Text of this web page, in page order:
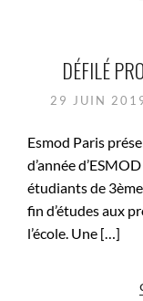
DÉFILÉ
29 JUIN
Esmod Paris
d’année
étudiants de
fin d’études aux
l’école. Une […]